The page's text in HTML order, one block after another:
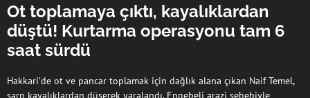
Ot toplamaya çıktı, kayalıklardan
düştü! Kurtarma operasyonu tam 6
saat sürdü
Hakkari’de ot ve pancar toplamak için dağlık alana çıkan Naif Temel,
sarp kayalıklardan düşerek yaralandı. Engebeli arazi sebebiyle